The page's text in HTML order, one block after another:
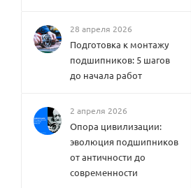
28 апреля 2026
Подготовка к монтажу
подшипников: 5 шагов
до начала работ
2 апреля 2026
Опора цивилизации:
эволюция подшипников
от античности до
современности